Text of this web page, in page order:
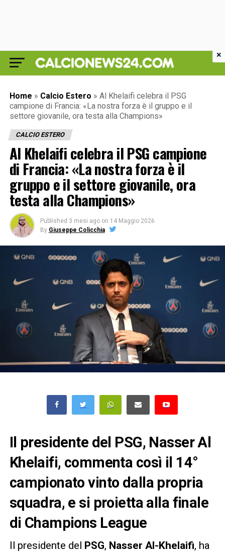
Home » Calcio Estero » Al Khelaifi celebra il PSG
campione di Francia: «La nostra forza è il gruppo e il
settore giovanile, ora testa alla Champions»
CALCIO ESTERO
Al Khelaifi celebra il PSG campione
di Francia: «La nostra forza è il
gruppo e il settore giovanile, ora
testa alla Champions»
Published 3 mesi ago on 14 Maggio 2026
By Giuseppe Colicchia
Il presidente del PSG, Nasser Al
Khelaifi, commenta così il 14°
campionato vinto dalla propria
squadra, e si proietta alla finale
di Champions League
Il presidente del PSG, Nasser Al-Khelaifi, ha
×